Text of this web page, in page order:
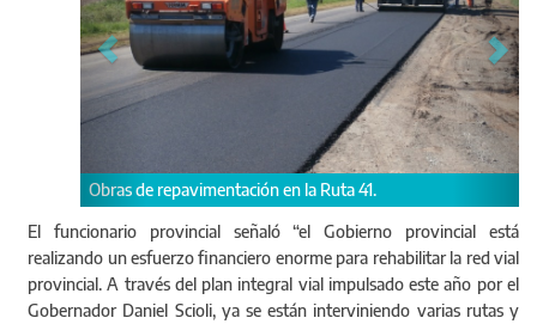
Obras de repavimentación en la Ruta 41.
El funcionario provincial señaló “el Gobierno provincial está
realizando un esfuerzo financiero enorme para rehabilitar la red vial
provincial. A través del plan integral vial impulsado este año por el
Gobernador Daniel Scioli, ya se están interviniendo varias rutas y